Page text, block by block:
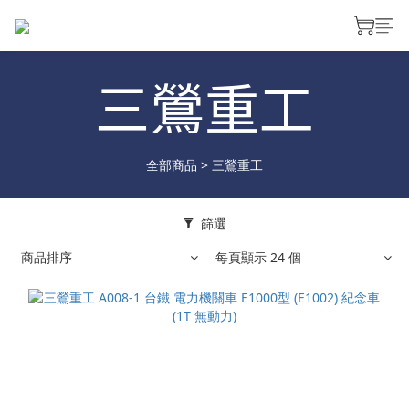
三鶯重工
全部商品 > 三鶯重工
篩選
商品排序
每頁顯示 24 個